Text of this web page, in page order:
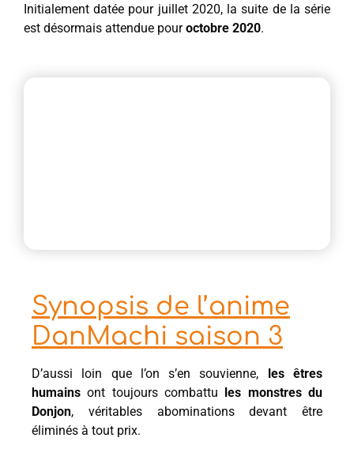
Initialement datée pour juillet 2020, la suite de la série
est désormais attendue pouroctobre 2020.
Synopsis de l’anime
DanMachi saison 3
D’aussi loin que l’on s’en souvienne,
les êtres
humains ont toujours combattu
les monstres du
Donjon, véritables abominations devant être
éliminés à tout prix.